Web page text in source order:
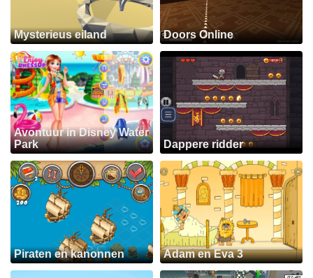
Mysterieus eiland Doors Online
Avontuur in Disney Water
Park
Dappere ridder
Piraten en kanonnen Adam en Eva 3